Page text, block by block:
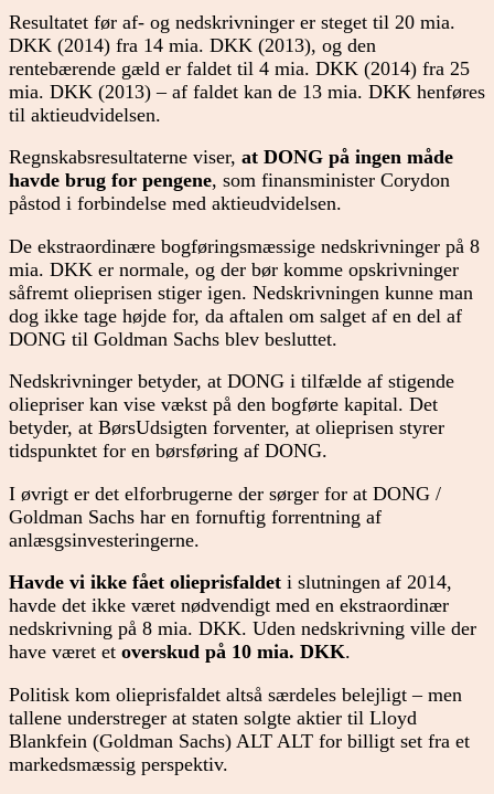
Resultatet før af- og nedskrivninger er steget til 20 mia.
DKK (2014) fra 14 mia. DKK (2013), og den
rentebærende gæld er faldet til 4 mia. DKK (2014) fra 25
mia. DKK (2013) – af faldet kan de 13 mia. DKK henføres
til aktieudvidelsen.
Regnskabsresultaterne viser, at DONG på ingen måde
havde brug for pengene, som finansminister Corydon
påstod i forbindelse med aktieudvidelsen.
De ekstraordinære bogføringsmæssige nedskrivninger på 8
mia. DKK er normale, og der bør komme opskrivninger
såfremt olieprisen stiger igen. Nedskrivningen kunne man
dog ikke tage højde for, da aftalen om salget af en del af
DONG til Goldman Sachs blev besluttet.
Nedskrivninger betyder, at DONG i tilfælde af stigende
oliepriser kan vise vækst på den bogførte kapital. Det
betyder, at BørsUdsigten forventer, at olieprisen styrer
tidspunktet for en børsføring af DONG.
I øvrigt er det elforbrugerne der sørger for at DONG /
Goldman Sachs har en fornuftig forrentning af
anlæsgsinvesteringerne.
Havde vi ikke fået olieprisfaldet i slutningen af 2014,
havde det ikke været nødvendigt med en ekstraordinær
nedskrivning på 8 mia. DKK. Uden nedskrivning ville der
have været et overskud på 10 mia. DKK.
Politisk kom olieprisfaldet altså særdeles belejligt – men
tallene understreger at staten solgte aktier til Lloyd
Blankfein (Goldman Sachs) ALT ALT for billigt set fra et
markedsmæssig perspektiv.